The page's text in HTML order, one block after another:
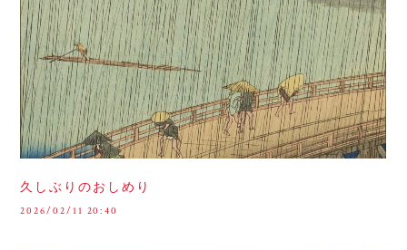
久しぶりのおしめり
2026/02/11 20:40